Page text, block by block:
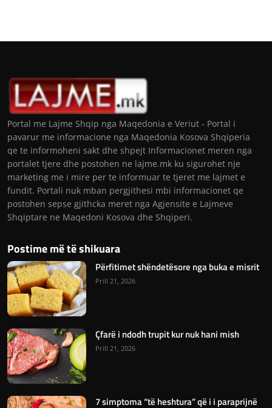
Portal me Lajme Shqip nga Maqedonia e Veriut - Portal i
pavarur me informacione nga Maqedonia Kosova Shqiperia
qe te informoheni sakt dhe shpejt Informacionet meren nga
portalet tjere dhe postohen ne lajme.mk ku sigurohet nje
marketing me i mire per te informuar te tjeret me lajmet e
fundit. Portali nuk mban pergjithesi mbi informacionet qe
postohen sepse gjithcka meret nga Agjensite e Lajmeve
Shqiptare ne Maqedoni Kosova dhe Shqiperi.
Postime më të shikuara
Përfitimet shëndetësore nga buka e misrit
Prill 21, 2026
Çfarë i ndodh trupit kur nuk hani mish
Prill 21, 2026
7 simptoma “të heshtura” që i i paraprijnë